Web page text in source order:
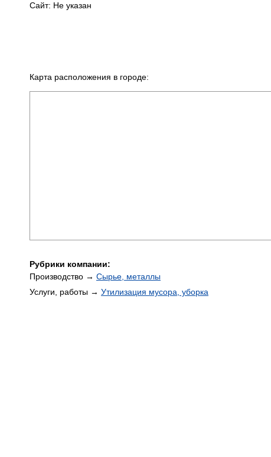
Сайт: Не указан
Карта расположения в городе:
Рубрики компании:
Производство → Сырье, металлы
Услуги, работы → Утилизация мусора, уборка